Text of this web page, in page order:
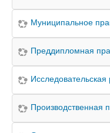
Муниципальное
Преддипломная
Производственная